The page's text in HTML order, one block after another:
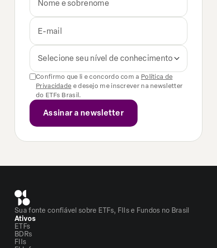
Selecione seu nível de conhecimento
Confirmo que li e concordo com a Política de
Privacidade e desejo me inscrever na newsletter
do ETFs Brasil.
Sua fonte confiável sobre ETFs, FIIs e Fundos no Brasil
Ativos
ETFs
BDRs
FIIs